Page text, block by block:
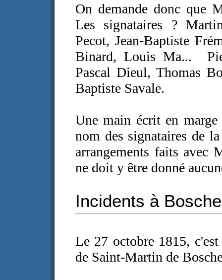
On demande donc que
Les signataires ?
Pecot, Jean-Baptiste
Binard, Louis Ma...
Pascal Dieul, Thomas
Baptiste Savale.
Une main écrit en
nom des signataires de
arrangements faits avec
ne doit y être donné
Incidents à
Le 27 octobre 1815,
de Saint-Martin de